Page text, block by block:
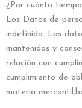
¿Por cuánto
Los Datos de
indefinida. Los
mantenidos y
relación con
cumplimiento de
materia